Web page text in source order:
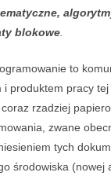
blokowe
to
produktem pracy tej
rzadziej
zwane
tych
środowiska (nowej